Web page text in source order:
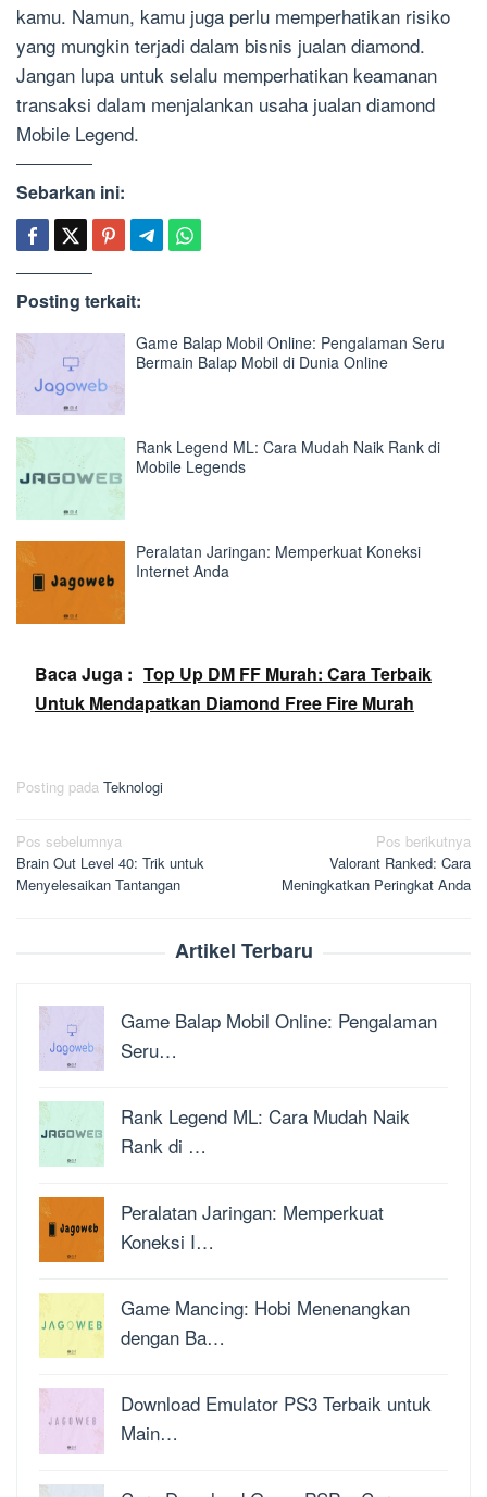
kamu. Namun, kamu juga perlu memperhatikan risiko
yang mungkin terjadi dalam bisnis jualan diamond.
Jangan lupa untuk selalu memperhatikan keamanan
transaksi dalam menjalankan usaha jualan diamond
Mobile Legend.
Sebarkan ini:
Posting terkait:
Game Balap Mobil Online: Pengalaman Seru
Bermain Balap Mobil di Dunia Online
Rank Legend ML: Cara Mudah Naik Rank di
Mobile Legends
Peralatan Jaringan: Memperkuat Koneksi
Internet Anda
Baca Juga : Top Up DM FF Murah: Cara Terbaik
Untuk Mendapatkan Diamond Free Fire Murah
Posting pada Teknologi
Navigasi
pos
Pos sebelumnya
Brain Out Level 40: Trik untuk
Menyelesaikan Tantangan
Pos berikutnya
Valorant Ranked: Cara
Meningkatkan Peringkat Anda
Artikel Terbaru
Game Balap Mobil Online: Pengalaman
Seru…
Rank Legend ML: Cara Mudah Naik
Rank di …
Peralatan Jaringan: Memperkuat
Koneksi I…
Game Mancing: Hobi Menenangkan
dengan Ba…
Download Emulator PS3 Terbaik untuk
Main…